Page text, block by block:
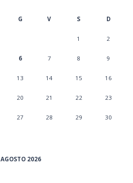
AGOSTO 2026
G V S D
1 2
6 7 8 9
13 14 15 16
20 21 22 23
27 28 29 30